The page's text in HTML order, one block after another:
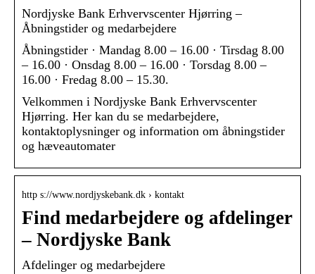
Nordjyske Bank Erhvervscenter Hjørring –
Åbningstider og medarbejdere
Åbningstider · Mandag 8.00 – 16.00 · Tirsdag 8.00
– 16.00 · Onsdag 8.00 – 16.00 · Torsdag 8.00 –
16.00 · Fredag 8.00 – 15.30.
Velkommen i Nordjyske Bank Erhvervscenter
Hjørring. Her kan du se medarbejdere,
kontaktoplysninger og information om åbningstider
og hæveautomater
http s://www.nordjyskebank.dk › kontakt
Find medarbejdere og afdelinger
– Nordjyske Bank
Afdelinger og medarbejdere